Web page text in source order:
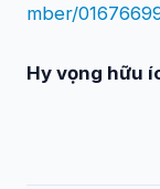
mber/
Hy vọng hữu